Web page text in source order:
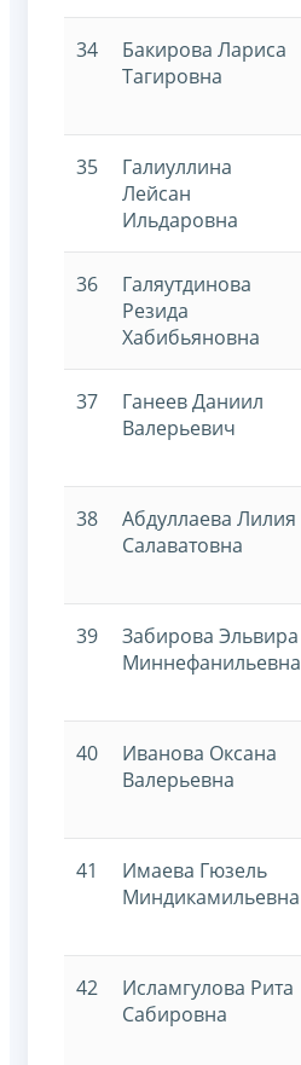
34
Бакирова Лариса
Тагировна
35
Галиуллина
Лейсан
Ильдаровна
36
Галяутдинова
Резида
Хабибьяновна
37
Ганеев Даниил
Валерьевич
38
Абдуллаева Лилия
Салаватовна
39
Забирова Эльвира
Миннефанильевна
40
Иванова Оксана
Валерьевна
41
Имаева Гюзель
Миндикамильевна
42
Исламгулова Рита
Сабировна